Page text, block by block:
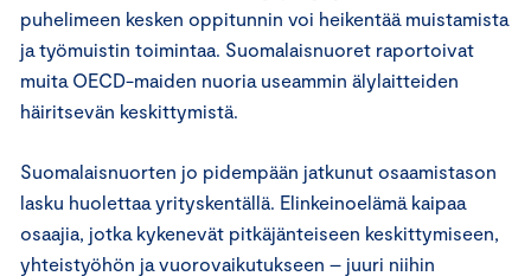
puhelimeen kesken oppitunnin voi heikentää muistamista
ja työmuistin toimintaa. Suomalaisnuoret raportoivat
muita OECD-maiden nuoria useammin älylaitteiden
häiritsevän keskittymistä.
Suomalaisnuorten jo pidempään jatkunut osaamistason
lasku huolettaa yrityskentällä. Elinkeinoelämä kaipaa
osaajia, jotka kykenevät pitkäjänteiseen keskittymiseen,
yhteistyöhön ja vuorovaikutukseen – juuri niihin